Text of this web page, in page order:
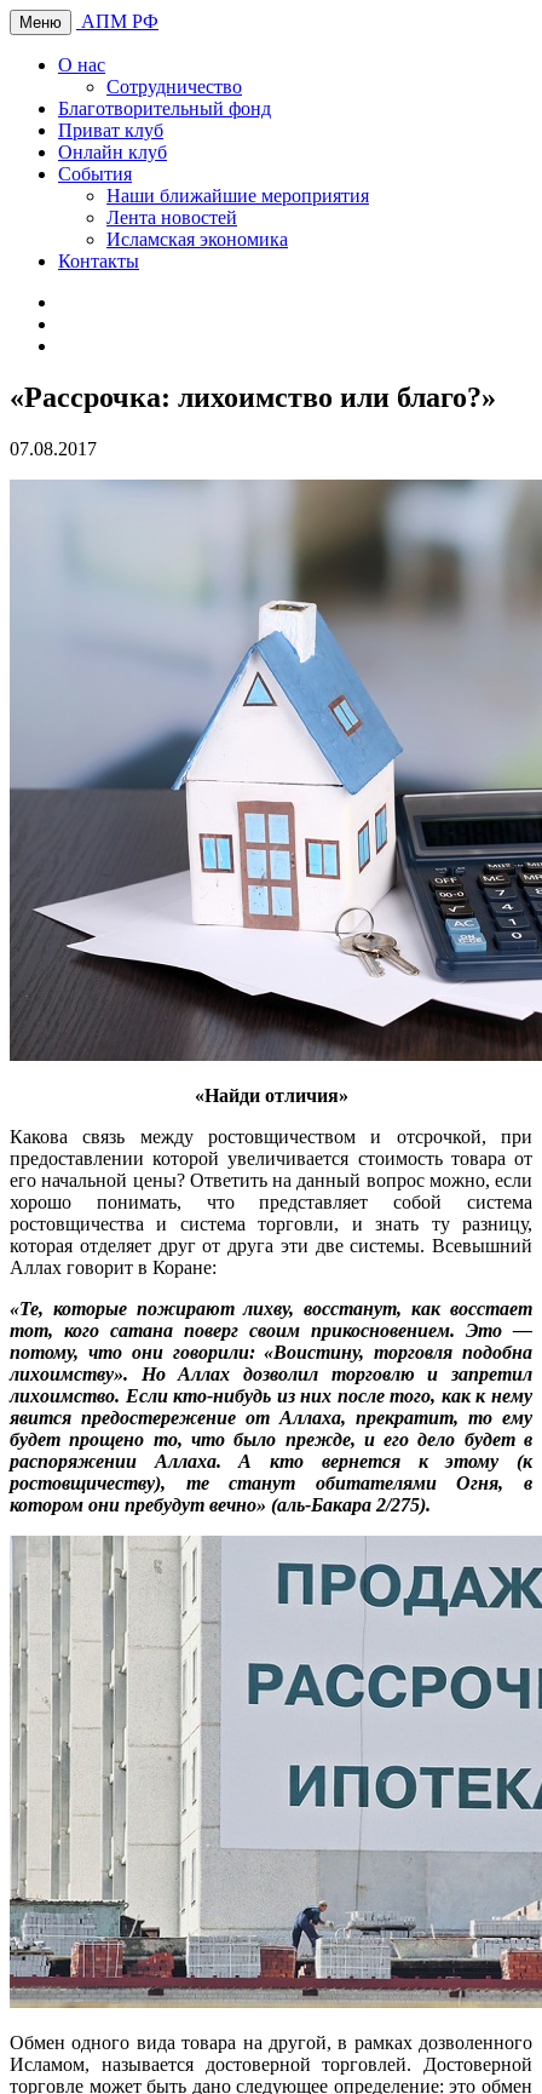
Меню АПМ РФ
О нас
Сотрудничество
Благотворительный фонд
Приват клуб
Онлайн клуб
События
Наши ближайшие мероприятия
Лента новостей
Исламская экономика
Контакты
«Рассрочка: лихоимство или благо?»
07.08.2017
«Найди отличия»
Какова связь между ростовщичеством и отсрочкой, при
предоставлении которой увеличивается стоимость товара от
его начальной цены? Ответить на данный вопрос можно, если
хорошо понимать, что представляет собой система
ростовщичества и система торговли, и знать ту разницу,
которая отделяет друг от друга эти две системы. Всевышний
Аллах говорит в Коране:
«Те, которые пожирают лихву, восстанут, как восстает
тот, кого сатана поверг своим прикосновением. Это —
потому, что они говорили: «Воистину, торговля подобна
лихоимству». Но Аллах дозволил торговлю и запретил
лихоимство. Если кто-нибудь из них после того, как к нему
явится предостережение от Аллаха, прекратит, то ему
будет прощено то, что было прежде, и его дело будет в
распоряжении Аллаха. А кто вернется к этому (к
ростовщичеству), те станут обитателями Огня, в
котором они пребудут вечно» (аль-Бакара 2/275).
Обмен одного вида товара на другой, в рамках дозволенного
Исламом, называется достоверной торговлей. Достоверной
торговле может быть дано следующее определение: это обмен